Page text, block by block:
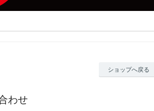
ショップへ戻る
わせ